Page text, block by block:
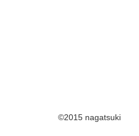
©2015 nagatsuki